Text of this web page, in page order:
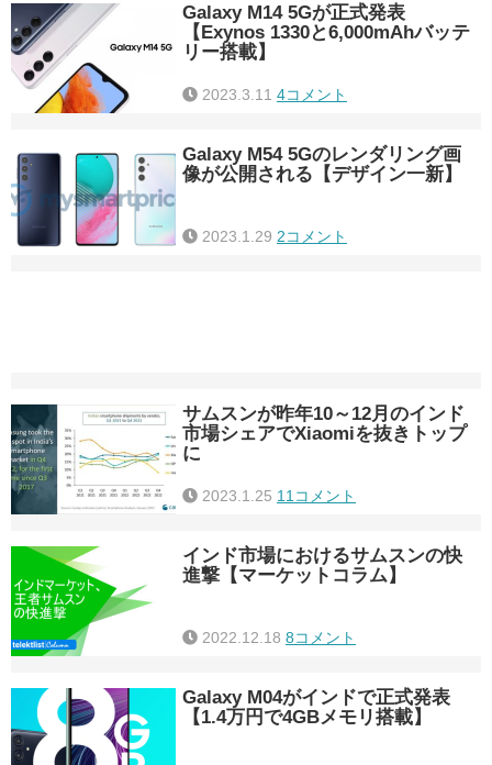
Galaxy M14 5Gが正式発表
【Exynos 1330と6,000mAhバッテ
リー搭載】
2023.3.11 4コメント
Galaxy M54 5Gのレンダリング画
像が公開される【デザイン一新】
2023.1.29 2コメント
サムスンが昨年10～12月のインド
市場シェアでXiaomiを抜きトップ
に
2023.1.25 11コメント
インド市場におけるサムスンの快
進撃【マーケットコラム】
2022.12.18 8コメント
Galaxy M04がインドで正式発表
【1.4万円で4GBメモリ搭載】